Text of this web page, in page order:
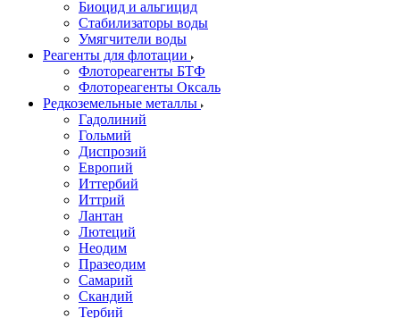
Биоцид и альгицид
Стабилизаторы воды
Умягчители воды
Реагенты для флотации
Флотореагенты БТФ
Флотореагенты Оксаль
Редкоземельные металлы
Гадолиний
Гольмий
Диспрозий
Европий
Иттербий
Иттрий
Лантан
Лютеций
Неодим
Празеодим
Самарий
Скандий
Тербий